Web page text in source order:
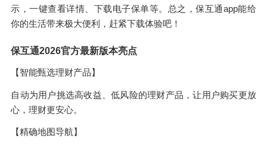
示，一键查看详情、下载电子保单等。总之，保互通app能给
你的生活带来极大便利，赶紧下载体验吧！
保互通2026官方最新版本亮点
【智能甄选理财产品】
自动为用户挑选高收益、低风险的理财产品，让用户购买更放
心，理财更安心。
【精确地图导航】